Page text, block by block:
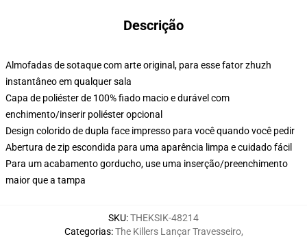
Descrição
Almofadas de sotaque com arte original, para esse fator zhuzh
instantâneo em qualquer sala
Capa de poliéster de 100% fiado macio e durável com
enchimento/inserir poliéster opcional
Design colorido de dupla face impresso para você quando você pedir
Abertura de zip escondida para uma aparência limpa e cuidado fácil
Para um acabamento gorducho, use uma inserção/preenchimento
maior que a tampa
SKU:THEKSIK-48214
Categorias:The Killers Lançar Travesseiro,